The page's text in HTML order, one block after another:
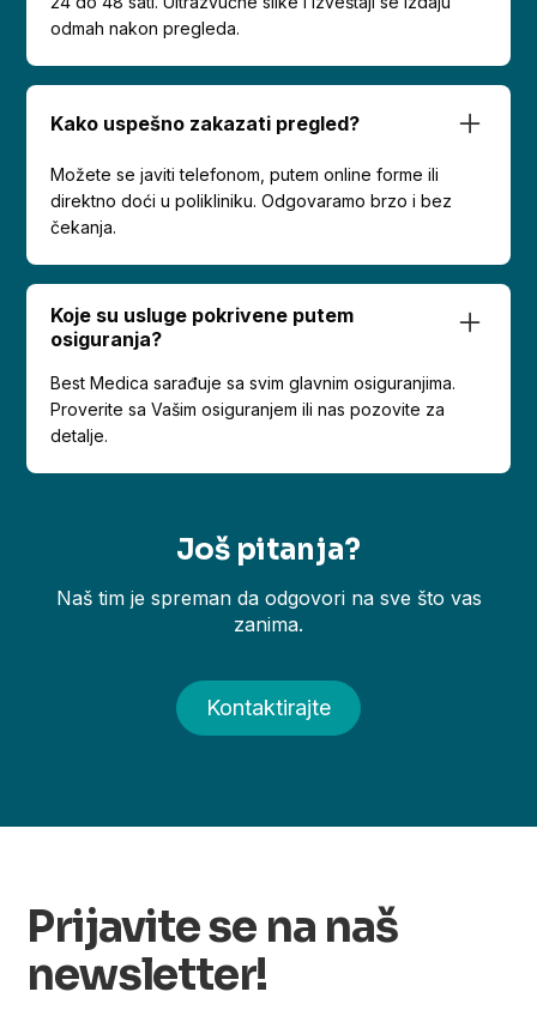
odmah nakon pregleda.
Kako uspešno zakazati pregled?
Možete se javiti telefonom, putem online forme ili
direktno doći u polikliniku. Odgovaramo brzo i bez
čekanja.
Koje su usluge pokrivene putem
osiguranja?
Best Medica sarađuje sa svim glavnim osiguranjima.
Proverite sa Vašim osiguranjem ili nas pozovite za
detalje.
Još pitanja?
Naš tim je spreman da odgovori na sve što vas
zanima.
Kontaktirajte
Prijavite se na naš
newsletter!